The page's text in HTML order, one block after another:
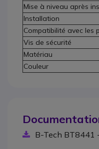
Mise à niveau après
Installation
Compatibilité avec les
Vis de sécurité
Matériau
Couleur
B-Tech BT8441